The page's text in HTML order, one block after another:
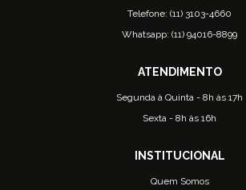
Telefone: (11) 3103-4660
Whatsapp: (11) 94016-8899
Segunda à Quinta - 8h às 17h
Sexta - 8h às 16h
Quem Somos